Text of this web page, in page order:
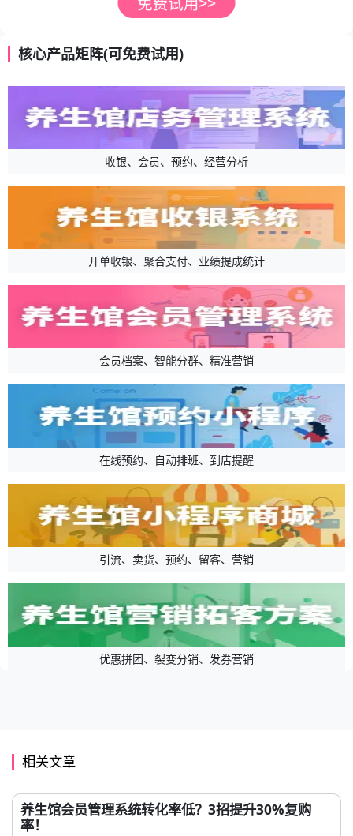
核心产品矩阵(可免费试用)
收银、会员、预约、经营分析
开单收银、聚合支付、业绩提成统计
会员档案、智能分群、精准营销
在线预约、自动排班、到店提醒
引流、卖货、预约、留客、营销
优惠拼团、裂变分销、发券营销
相关文章
养生馆会员管理系统转化率低？3招提升30%复购
率！